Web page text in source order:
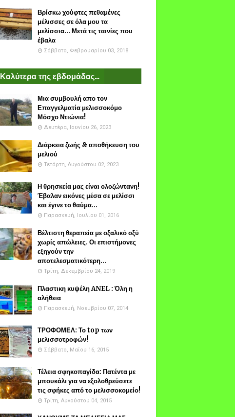
Βρίσκω χούφτες πεθαμένες
μέλισσες σε όλα μου τα
μελίσσια... Μετά τις ταινίες που
έβαλα
Σάββατο, Φεβρουαρίου 03, 2018
Καλύτερα της εβδομάδας...
Μια συμβουλή απο τον
Επαγγελματία μελισσοκόμο
Μόσχο Ντιώνια!
Δευτέρα, Ιουνίου 26, 2023
Διάρκεια ζωής & αποθήκευση του
μελιού
Τετάρτη, Αυγούστου 02, 2023
Η θρησκεία μας είναι ολοζώντανη!
Έβαλαν εικόνες μέσα σε μελίσσι
και έγινε το θαύμα...
Παρασκευή, Ιουλίου 01, 2016
Βέλτιστη θεραπεία με οξαλικό οξύ
χωρίς απώλειες. Οι επιστήμονες
εξηγούν την
αποτελεσματικότερη...
Τρίτη, Δεκεμβρίου 24, 2019
Πλαστικη κυψέλη ANEL : Όλη η
αλήθεια
Παρασκευή, Νοεμβρίου 07, 2014
ΤΡΟΦΟΜΕΛ: Το top των
μελισσοτροφών!
Σάββατο, Μαΐου 16, 2015
Τέλεια σφηκοπαγίδα: Πατέντα με
μπουκάλι για να εξολοθρεύσετε
τις σφήκες από το μελισσοκομείο!
Τρίτη, Αυγούστου 04, 2015